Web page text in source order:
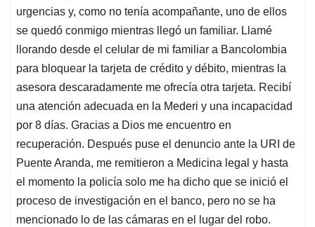
urgencias y, como no tenía acompañante, uno de ellos
se quedó conmigo mientras llegó un familiar. Llamé
llorando desde el celular de mi familiar a Bancolombia
para bloquear la tarjeta de crédito y débito, mientras la
asesora descaradamente me ofrecía otra tarjeta. Recibí
una atención adecuada en la Mederi y una incapacidad
por 8 días. Gracias a Dios me encuentro en
recuperación. Después puse el denuncio ante la URI de
Puente Aranda, me remitieron a Medicina legal y hasta
el momento la policía solo me ha dicho que se inició el
proceso de investigación en el banco, pero no se ha
mencionado lo de las cámaras en el lugar del robo.